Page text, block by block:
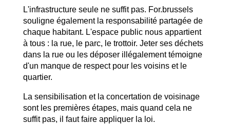
L'infrastructure seule ne suffit pas. For.brussels
souligne également la responsabilité partagée de
chaque habitant. L'espace public nous appartient
à tous : la rue, le parc, le trottoir. Jeter ses déchets
dans la rue ou les déposer illégalement témoigne
d'un manque de respect pour les voisins et le
quartier.
La sensibilisation et la concertation de voisinage
sont les premières étapes, mais quand cela ne
suffit pas, il faut faire appliquer la loi.